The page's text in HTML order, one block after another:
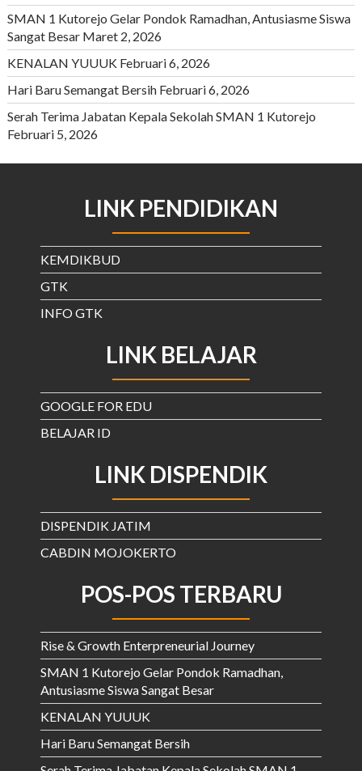
SMAN 1 Kutorejo Gelar Pondok Ramadhan, Antusiasme Siswa
Sangat Besar Maret 2, 2026
KENALAN YUUUK Februari 6, 2026
Hari Baru Semangat Bersih Februari 6, 2026
Serah Terima Jabatan Kepala Sekolah SMAN 1 Kutorejo
Februari 5, 2026
LINK PENDIDIKAN
KEMDIKBUD
GTK
INFO GTK
LINK BELAJAR
GOOGLE FOR EDU
BELAJAR ID
LINK DISPENDIK
DISPENDIK JATIM
CABDIN MOJOKERTO
POS-POS TERBARU
Rise & Growth Enterpreneurial Journey
SMAN 1 Kutorejo Gelar Pondok Ramadhan,
Antusiasme Siswa Sangat Besar
KENALAN YUUUK
Hari Baru Semangat Bersih